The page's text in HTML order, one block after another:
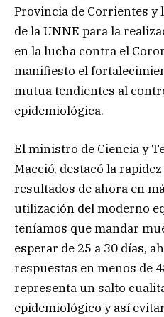
Provincia de Corrientes y
de la UNNE para la
en la lucha contra el
manifiesto el
mutua tendientes al
epidemiológica.
El ministro de Ciencia y
Macció, destacó la
resultados de ahora en
utilización del moderno
teníamos que mandar
esperar de 25 a 30 días,
respuestas en menos de
representa un salto
epidemiológico y así